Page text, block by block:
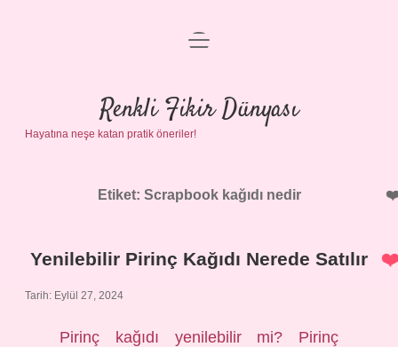
Anasayfa
Gizlilik Politikası
Yasal Uyarı
menüyü
Renkli Fikir Dünyası
Hayatına neşe katan pratik öneriler!
Etiket: Scrapbook kağıdı nedir
Yenilebilir Pirinç Kağıdı Nerede Satılır
Tarih: Eylül 27, 2024
Pirinç kağıdı yenilebilir mi? Pirinç